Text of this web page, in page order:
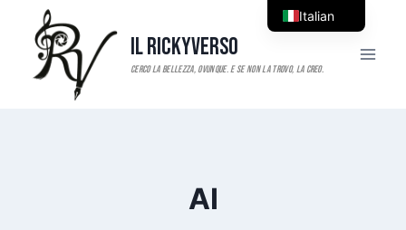
contenuto
Il RickyVerso
AI
Italian